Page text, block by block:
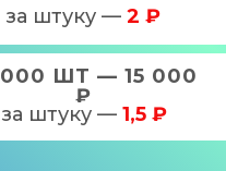
000 ШТ — 15 000
₽
за штуку — 1,5 ₽
за штуку — 2 ₽